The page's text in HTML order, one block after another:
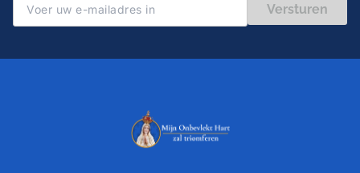
Versturen